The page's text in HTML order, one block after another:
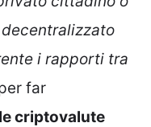
i rapporti tra
far
criptovalute